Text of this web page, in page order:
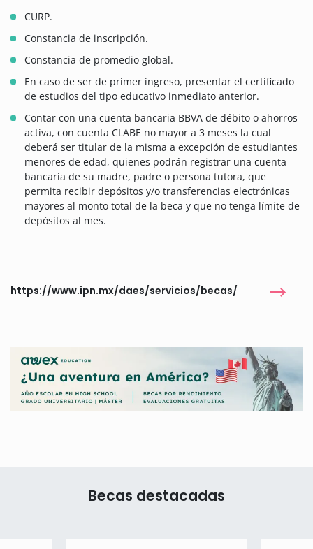
CURP.
Constancia de inscripción.
Constancia de promedio global.
En caso de ser de primer ingreso, presentar el certificado
de estudios del tipo educativo inmediato anterior.
Contar con una cuenta bancaria BBVA de débito o ahorros
activa, con cuenta CLABE no mayor a 3 meses la cual
deberá ser titular de la misma a excepción de estudiantes
menores de edad, quienes podrán registrar una cuenta
bancaria de su madre, padre o persona tutora, que
permita recibir depósitos y/o transferencias electrónicas
mayores al monto total de la beca y que no tenga límite de
depósitos al mes.
https://www.ipn.mx/daes/servicios/becas/
Becas destacadas